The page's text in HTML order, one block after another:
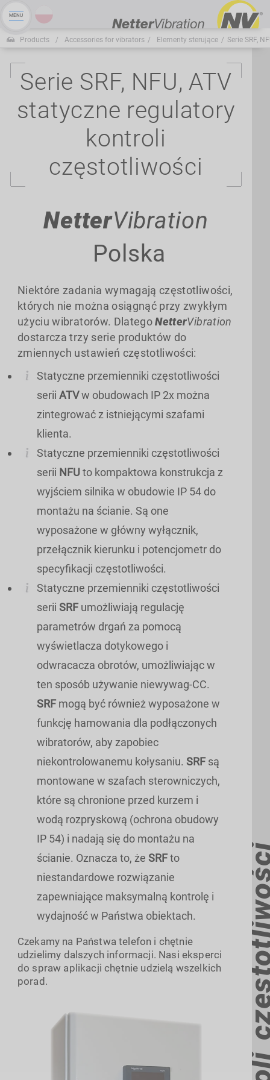
Products Accessories for vibrators Elementy sterujące Serie SRF,
Serie SRF, NFU, ATV
statyczne regulatory
kontroli
częstotliwości
NetterVibration
Polska
Niektóre zadania wymagają częstotliwości,
których nie można osiągnąć przy zwykłym
użyciu wibratorów. DlategoNetterVibration
dostarcza trzy serie produktów do
zmiennych ustawień częstotliwości:
Statyczne przemienniki częstotliwości
serii ATVw obudowach IP 2x można
zintegrować z istniejącymi szafami
klienta.
Statyczne przemienniki częstotliwości
serii NFUto kompaktowa konstrukcja z
wyjściem silnika w obudowie IP 54 do
montażu na ścianie. Są one
wyposażone w główny wyłącznik,
przełącznik kierunku i potencjometr do
specyfikacji częstotliwości.
Statyczne przemienniki częstotliwości
serii SRFumożliwiają regulację
parametrów drgań za pomocą
wyświetlacza dotykowego i
odwracacza obrotów, umożliwiając w
ten sposób używanie niewywag-CC.
SRFmogą być również wyposażone w
funkcję hamowania dla podłączonych
wibratorów, aby zapobiec
niekontrolowanemu kołysaniu. SRFsą
montowane w szafach sterowniczych,
które są chronione przed kurzem i
wodą rozpryskową (ochrona obudowy
IP 54) i nadają się do montażu na
ścianie. Oznacza to, że SRFto
niestandardowe rozwiązanie
zapewniające maksymalną kontrolę i
wydajność w Państwa obiektach.
Czekamy na Państwa telefon i chętnie
udzielimy dalszych informacji. Nasi eksperci
do spraw aplikacji chętnie udzielą wszelkich
porad.